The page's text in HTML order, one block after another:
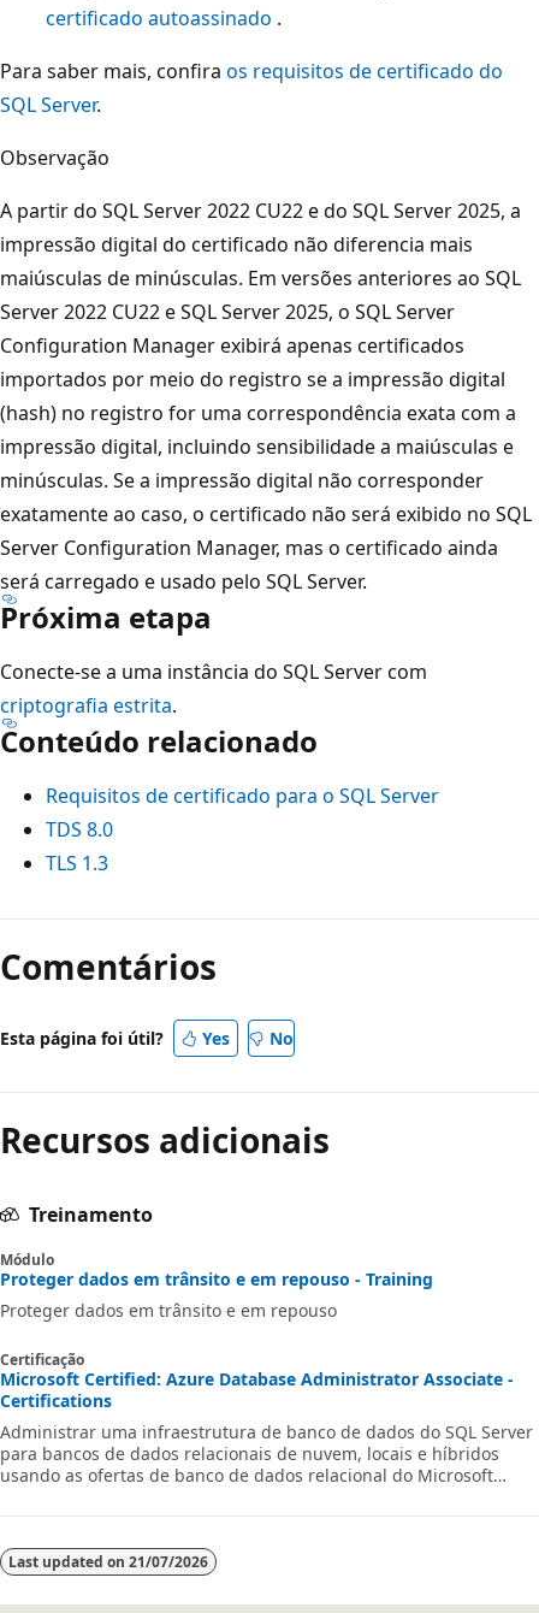
certificado autoassinado .
Para saber mais, confira os requisitos de certificado do
SQL Server.
Observação
A partir do SQL Server 2022 CU22 e do SQL Server 2025, a
impressão digital do certificado não diferencia mais
maiúsculas de minúsculas. Em versões anteriores ao SQL
Server 2022 CU22 e SQL Server 2025, o SQL Server
Configuration Manager exibirá apenas certificados
importados por meio do registro se a impressão digital
(hash) no registro for uma correspondência exata com a
impressão digital, incluindo sensibilidade a maiúsculas e
minúsculas. Se a impressão digital não corresponder
exatamente ao caso, o certificado não será exibido no SQL
Server Configuration Manager, mas o certificado ainda
será carregado e usado pelo SQL Server.
Próxima etapa
Conecte-se a uma instância do SQL Server com
criptografia estrita.
Conteúdo relacionado
Requisitos de certificado para o SQL Server
TDS 8.0
TLS 1.3
Comentários
Esta página foi útil? Yes No
Recursos adicionais
Treinamento
Módulo
Proteger dados em trânsito e em repouso - Training
Proteger dados em trânsito e em repouso
Certificação
Microsoft Certified: Azure Database Administrator Associate -
Certifications
Administrar uma infraestrutura de banco de dados do SQL Server
para bancos de dados relacionais de nuvem, locais e híbridos
usando as ofertas de banco de dados relacional do Microsoft
Last updated on 21/07/2026